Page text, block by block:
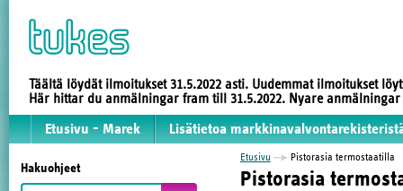
Täältä löydät ilmoitukset 31.5.2022 asti. Uudemmat ilmoitukset
Här hittar du anmälningar fram till 31.5.2022. Nyare
Etusivu - Marek Lisätietoa
Hakuohjeet
Etusivu Pistorasia termostaatilla
Pistorasia